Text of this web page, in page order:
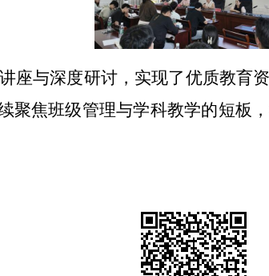
座与深度研讨，实现了优质教育
聚焦班级管理与学科教学的短板